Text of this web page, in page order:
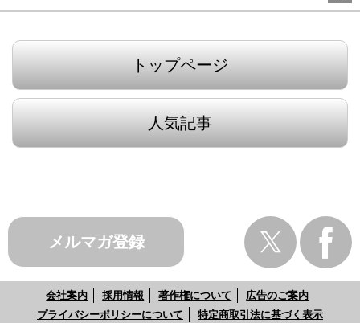
トップページ
人気記事
メルマガ登録
会社案内 採用情報 著作権について
広告のご案内
プライバシーポリシーについて
特定商取引法に基づく表示